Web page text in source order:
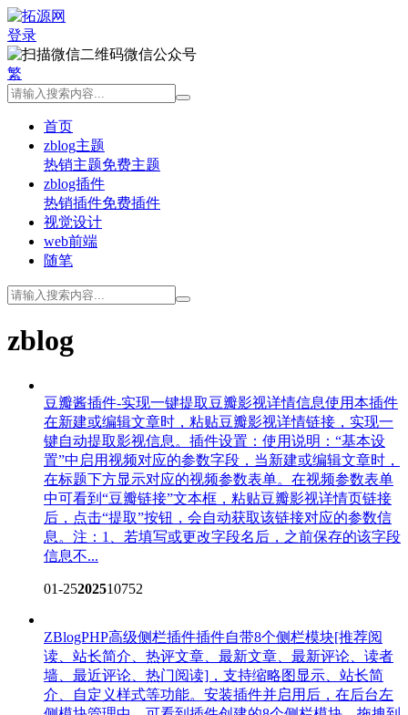
登录
微信公众号
繁
首页
zblog主题
热销主题免费主题
zblog插件
热销插件免费插件
视觉设计
web前端
随笔
zblog
豆瓣酱插件-实现一键提取豆瓣影视详情信息使用本插件
在新建或编辑文章时，粘贴豆瓣影视详情链接，实现一
键自动提取影视信息。插件设置：使用说明：“基本设
置”中启用视频对应的参数字段，当新建或编辑文章时，
在标题下方显示对应的视频参数表单。在视频参数表单
中可看到“豆瓣链接”文本框，粘贴豆瓣影视详情页链接
后，点击“提取”按钮，会自动获取该链接对应的参数信
息。注：1、若填写或更改字段名后，之前保存的该字段
信息不...
01-25202510752
ZBlogPHP高级侧栏插件插件自带8个侧栏模块[推荐阅
读、站长简介、热评文章、最新文章、最新评论、读者
墙、最近评论、热门阅读]，支持缩略图显示、站长简
介、自定义样式等功能。安装插件并启用后，在后台左